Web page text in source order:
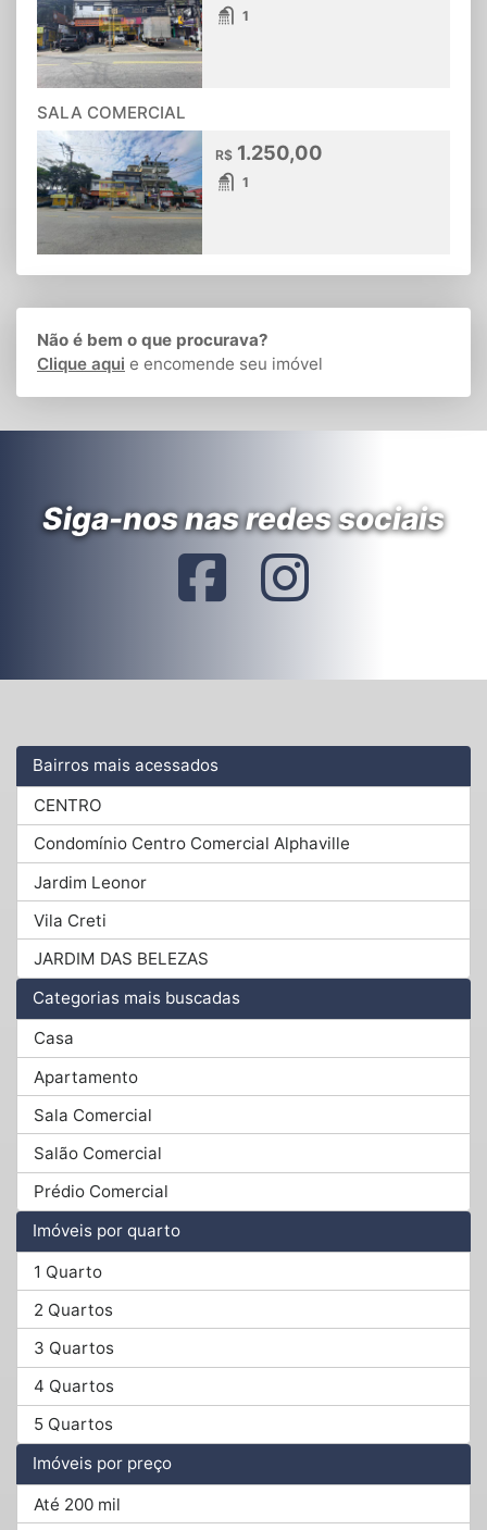
1
SALA COMERCIAL
R$ 1.250,00
1
Não é bem o que procurava?
Clique aqui e encomende seu imóvel
Siga-nos nas redes sociais
Bairros mais acessados
CENTRO
Condomínio Centro Comercial Alphaville
Jardim Leonor
Vila Creti
JARDIM DAS BELEZAS
Categorias mais buscadas
Casa
Apartamento
Sala Comercial
Salão Comercial
Prédio Comercial
Imóveis por quarto
1 Quarto
2 Quartos
3 Quartos
4 Quartos
5 Quartos
Imóveis por preço
Até 200 mil